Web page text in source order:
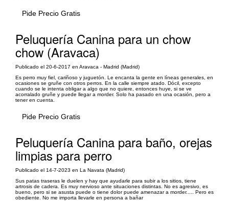
Pide Precio Gratis
Peluquería Canina para un chow
chow (Aravaca)
Publicado el 20-6-2017 en Aravaca - Madrid (Madrid)
Es perro muy fiel, cariñoso y juguetón. Le encanta la gente en líneas generales, en
ocasiones se gruñe con otros perros. En la calle siempre atado. Dócil, excepto
cuando se le intenta obligar a algo que no quiere, entonces huye, si se ve
acorralado gruñe y puede llegar a morder. Solo ha pasado en una ocasión, pero a
tener en cuenta.
Pide Precio Gratis
Peluquería Canina para baño, orejas
limpias para perro
Publicado el 14-7-2023 en La Navata (Madrid)
Sus patas traseras le duelen y hay que ayudarle para subir a los sitios, tiene
artrosis de cadera. Es muy nervioso ante situaciones distintas. No es agresivo, es
bueno, pero si se asusta puede o tiene dolor puede amenazar a morder..... Pero es
obediente. No me importa llevarle en persona a bañar